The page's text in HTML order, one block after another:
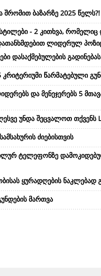
შრომით ბაზარზე 2025 წელს?!
- 2 კითხვა, რომელიც
ლიდერულ
დასაქმებულების გადინებას
კრიტერიუმი წარმატებული
და მენეჯერებს 5
უნდა შეცვალოთ თქვენს
ძიებისთვის
ტელეფონზე
ყურადღების ნაკლებად
მართვა